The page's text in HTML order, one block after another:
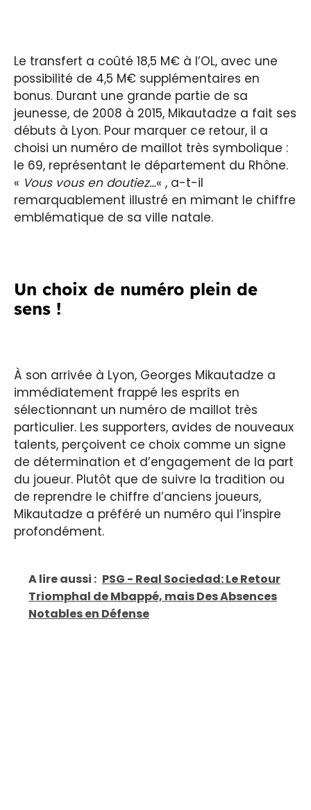
Le transfert a coûté 18,5 M€ à l’OL, avec une
possibilité de 4,5 M€ supplémentaires en
bonus. Durant une grande partie de sa
jeunesse, de 2008 à 2015, Mikautadze a fait ses
débuts à Lyon. Pour marquer ce retour, il a
choisi un numéro de maillot très symbolique :
le 69, représentant le département du Rhône.
« Vous vous en doutiez…« , a-t-il
remarquablement illustré en mimant le chiffre
emblématique de sa ville natale.
Un choix de numéro plein de
sens !
À son arrivée à Lyon, Georges Mikautadze a
immédiatement frappé les esprits en
sélectionnant un numéro de maillot très
particulier. Les supporters, avides de nouveaux
talents, perçoivent ce choix comme un signe
de détermination et d’engagement de la part
du joueur. Plutôt que de suivre la tradition ou
de reprendre le chiffre d’anciens joueurs,
Mikautadze a préféré un numéro qui l’inspire
profondément.
A lire aussi : PSG - Real Sociedad: Le Retour
Triomphal de Mbappé, mais Des Absences
Notables en Défense